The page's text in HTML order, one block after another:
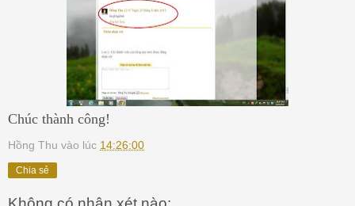
Chúc thành công!
Hồng Thu vào lúc 14:26:00
Chia sẻ